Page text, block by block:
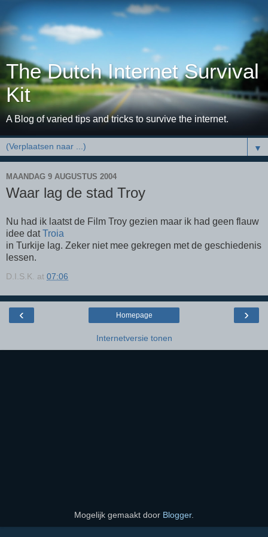
The Dutch Internet Survival
Kit
A Blog of varied tips and tricks to survive the internet.
▼
MAANDAG 9 AUGUSTUS 2004
Waar lag de stad Troy
Nu had ik laatst de Film Troy gezien maar ik had geen flauw
idee datTroia
in Turkije lag. Zeker niet mee gekregen met de geschiedenis
lessen.
D.I.S.K. at 07:06
‹ ›
Homepage
Internetversie tonen
Mogelijk gemaakt door Blogger.